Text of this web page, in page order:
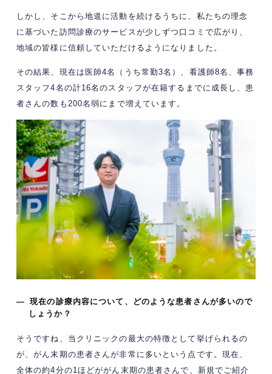
しかし、そこから地道に活動を続けるうちに、私たちの理念
に基づいた訪問診療のサービスが少しずつ口コミで広がり、
地域の皆様に信頼していただけるようになりました。
その結果、現在は医師4名（うち常勤3名）、看護師8名、事務
スタッフ4名の計16名のスタッフが在籍するまでに成長し、患
者さんの数も200名弱にまで増えています。
— 現在の診療内容について、どのような患者さんが多いので
しょうか？
そうですね、当クリニックの最大の特徴として挙げられるの
が、がん末期の患者さんが非常に多いという点です。現在、
全体の約4分の1ほどががん末期の患者さんで、新規でご紹介